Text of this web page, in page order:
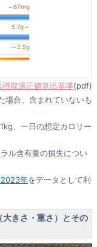
摂取適正値算出基準(pdf)
場合、含まれていないも
、一日の想定カロリー
ル含有量の損失につい
2023年をデータとして利
きさ・重さ）とその